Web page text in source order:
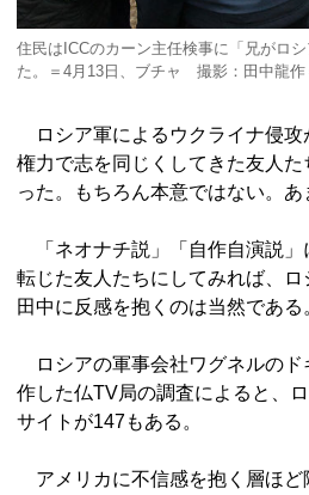
住民はICCのカーン主任検事に「兄がロ
た。＝4月13日、ブチャ 撮影：田中龍作
ロシア軍によるウクライナ侵攻
権力で志を同じくしてきた友人
った。もちろん本意ではない。あ
「ネオナチ説」「自作自演説」
転じた友人たちにしてみれば、
田中に反感を抱くのは当然である
ロシアの軍事会社ワグネルのド
作した仏TV局の調査によると、
サイトが147もある。
アメリカに不信感を抱く層ほど